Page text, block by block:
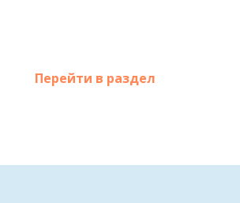
Перейти в раздел